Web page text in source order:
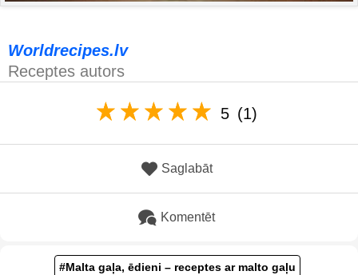
Worldrecipes.lv
Receptes autors
5 (1)
Saglabāt
Komentēt
#Malta gaļa, ēdieni – receptes ar malto gaļu